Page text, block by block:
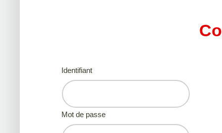
Identifiant
Mot de passe